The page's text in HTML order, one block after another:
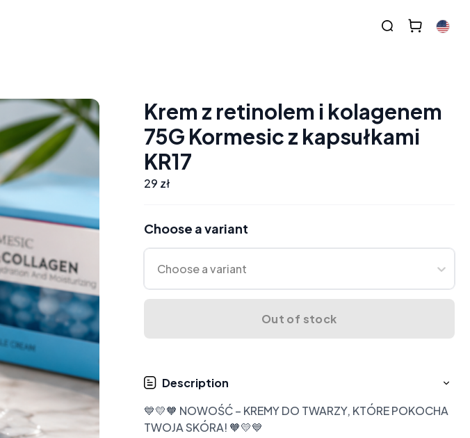
Krem z retinolem i kolagenem
75G Kormesic z kapsułkami
KR17
29 zł
Choose a variant
Choose a variant
Out of stock
Description
💙💛🧡 NOWOŚĆ – KREMY DO TWARZY, KTÓRE POKOCHA
TWOJA SKÓRA! 🧡💛💙